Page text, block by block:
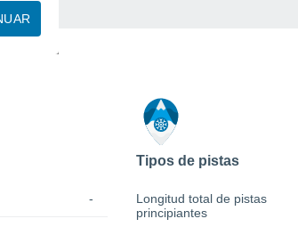
-
Tipos de pistas
Longitud total de pistas
principiantes